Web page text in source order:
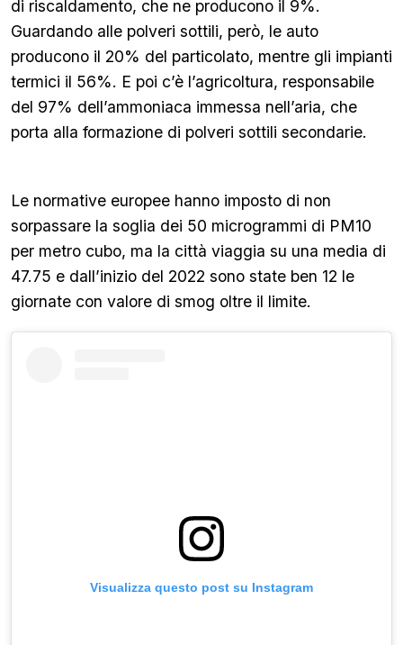
di riscaldamento, che ne producono il 9%.
Guardando alle polveri sottili, però, le auto
producono il 20% del particolato, mentre gli impianti
termici il 56%. E poi c’è l’agricoltura, responsabile
del 97% dell’ammoniaca immessa nell’aria, che
porta alla formazione di polveri sottili secondarie.
Le normative europee hanno imposto di non
sorpassare la soglia dei 50 microgrammi di PM10
per metro cubo, ma la città viaggia su una media di
47.75 e dall’inizio del 2022 sono state ben 12 le
giornate con valore di smog oltre il limite.
Visualizza questo post su Instagram